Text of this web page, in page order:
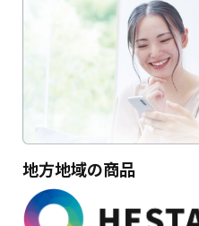
地方地域の商品